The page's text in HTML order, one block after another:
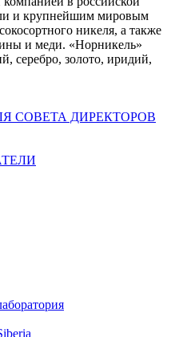
и крупнейшим мировым
никеля, а также
и меди. «Норникель»
серебро, золото, иридий,
СОВЕТА ДИРЕКТОРОВ